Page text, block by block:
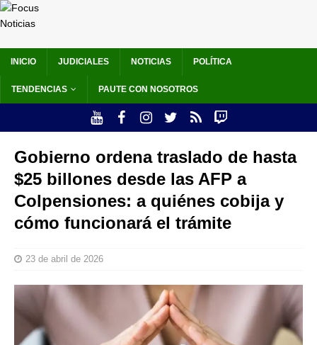
INICIO JUDICIALES NOTICIAS POLÍTICA
TENDENCIAS PAUTE CON NOSOTROS
Gobierno ordena traslado de hasta
$25 billones desde las AFP a
Colpensiones: a quiénes cobija y
cómo funcionará el trámite
23 de abril de 2026